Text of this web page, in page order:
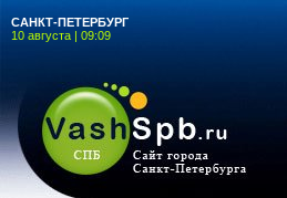
САНКТ-ПЕТЕРБУРГ
10 августа | 09:09